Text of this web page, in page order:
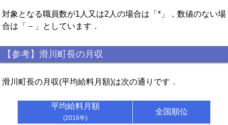
対象となる職員数が1人又は2人の場合は「*」，数値のない場
合は「－」としています．
【参考】滑川町長の月収
滑川町長の月収(平均給料月額)は次の通りです．
平均給料月額
(2016年)
全国順位